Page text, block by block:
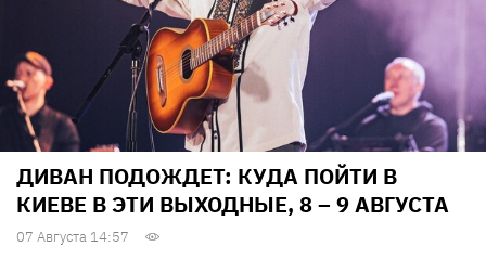
ДИВАН ПОДОЖДЕТ: КУДА ПОЙТИ В
КИЕВЕ В ЭТИ ВЫХОДНЫЕ, 8 – 9 АВГУСТА
07 Августа 14:57